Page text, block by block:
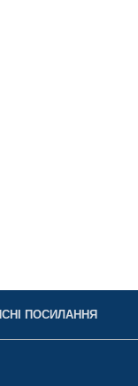
ПОСИЛАННЯ